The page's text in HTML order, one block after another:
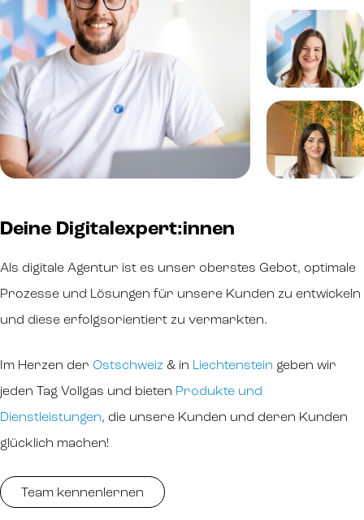
Deine Digitalexpert:innen
Als digitale Agentur ist es unser oberstes Gebot, optimale
Prozesse und Lösungen für unsere Kunden zu entwickeln
und diese erfolgsorientiert zu vermarkten.
Im Herzen der Ostschweiz & in Liechtenstein geben wir
jeden Tag Vollgas und bieten Produkte und
Dienstleistungen, die unsere Kunden und deren Kunden
glücklich machen!
Team kennenlernen